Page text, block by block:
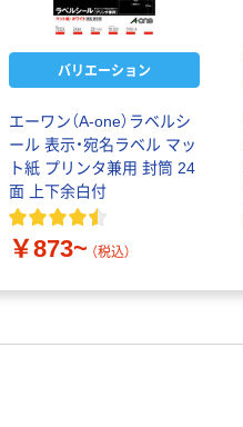
バリエーション
エーワン（A-one）ラベルシ
ール 表示・宛名ラベル マッ
ト紙 プリンタ兼用 封筒 24
面 上下余白付
￥873~ （税込）